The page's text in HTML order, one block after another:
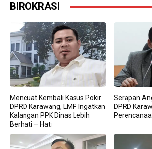
BIROKRASI
Mencuat Kembali Kasus Pokir
DPRD Karawang, LMP Ingatkan
Kalangan PPK Dinas Lebih
Berhati – Hati
Serapan
DPRD